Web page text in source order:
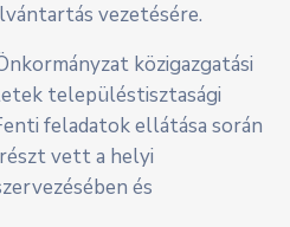
vezetésére.
közigazgatási
településtisztasági
feladatok ellátása során
vett a helyi
és